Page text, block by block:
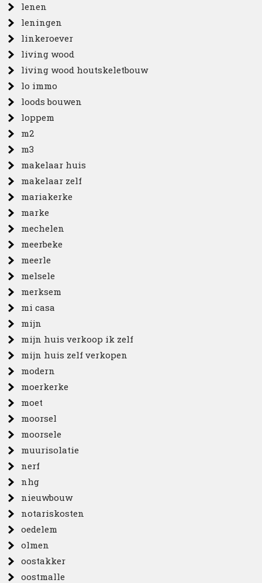
lenen
leningen
linkeroever
living wood
living wood houtskeletbouw
lo immo
loods bouwen
loppem
m2
m3
makelaar huis
makelaar zelf
mariakerke
marke
mechelen
meerbeke
meerle
melsele
merksem
mi casa
mijn
mijn huis verkoop ik zelf
mijn huis zelf verkopen
modern
moerkerke
moet
moorsel
moorsele
muurisolatie
nerf
nhg
nieuwbouw
notariskosten
oedelem
olmen
oostakker
oostmalle